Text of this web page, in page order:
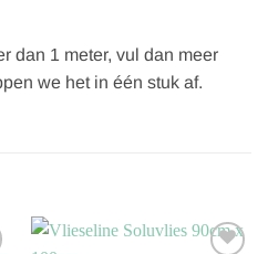
dan 1 meter, vul dan meer
we het in één stuk af.